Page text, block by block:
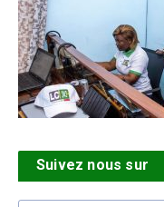
Suivez nous sur